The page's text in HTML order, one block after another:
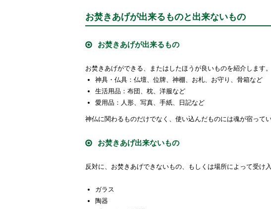
お焚きあげが出来るものと出来ないもの
お焚きあげが出来るもの
お焚きあげができる、またはしたほうが良いものを紹介します。
神具・仏具：仏壇、位牌、神棚、お札、お守り、骨箱など
生活用品：布団、枕、洋服など
愛用品：人形、写真、手紙、日記など
神仏に関わるものだけでなく、使い込んだものには魂が宿って
お焚きあげ出来ないもの
反対に、お焚きあげできないもの、もしくは場所によって受け
ガラス
陶器